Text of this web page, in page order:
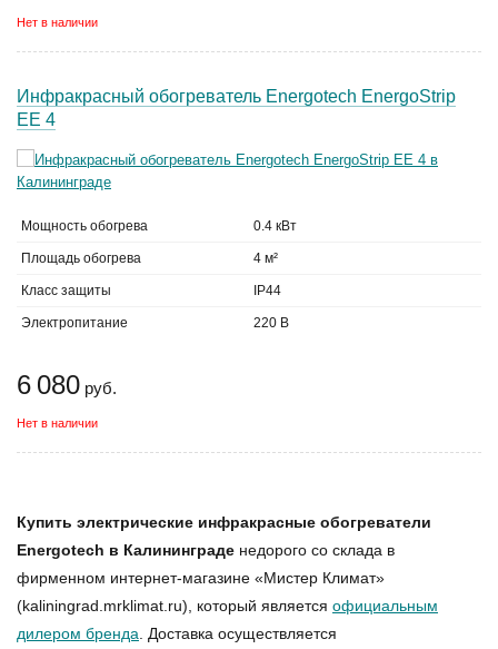
Нет в наличии
Инфракрасный обогреватель Energotech EnergoStrip
EE 4
Мощность обогрева 0.4 кВт
Площадь обогрева 4 м²
Класс защиты IP44
Электропитание 220 В
6 080 руб.
Нет в наличии
Купить электрические инфракрасные обогреватели
Energotech в Калининграде недорого со склада в
фирменном интернет-магазине «Мистер Климат»
(kaliningrad.mrklimat.ru), который является официальным
дилером бренда . Доставка осуществляется